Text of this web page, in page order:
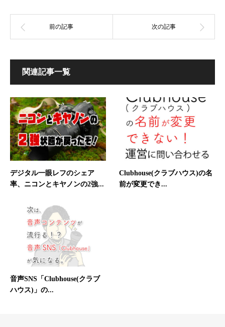
関連記事一覧
デジタル一眼レフのシェア
率、ニコンとキヤノンの2強...
Clubhouse(クラブハウス)の名
前が変更でき...
音声SNS「Clubhouse(クラブ
ハウス)」の...